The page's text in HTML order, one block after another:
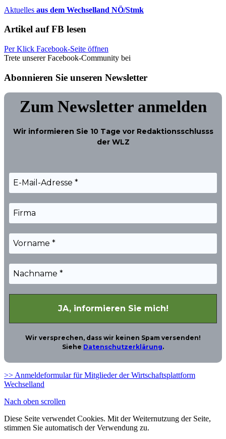
Aktuelles aus dem Wechselland NÖ/Stmk
Artikel auf FB lesen
Per Klick Facebook-Seite öffnen
Trete unserer Facebook-Community bei
Abonnieren Sie unseren Newsletter
Zum Newsletter anmelden
Wir informieren Sie 10 Tage vor Redaktionsschlusss
der WLZ
Wir versprechen, dass wir keinen Spam versenden!
Siehe Datenschutzerklärung.
>> Anmeldeformular für Mitglieder der Wirtschaftsplattform
Wechselland
Nach oben scrollen
Diese Seite verwendet Cookies. Mit der Weiternutzung der Seite,
stimmen Sie automatisch der Verwendung zu.